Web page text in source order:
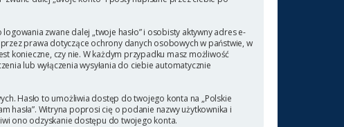
zwane dalej „twoje hasło” i osobisty aktywny adres e-
prawa dotyczące ochrony danych osobowych w państwie, w
konieczne, czy nie. W każdym przypadku masz możliwość
lub wyłączenia wysyłania do ciebie automatycznie
Hasło to umożliwia dostęp do twojego konta na „Polskie
hasła”. Witryna poprosi cię o podanie nazwy użytkownika i
ono odzyskanie dostępu do twojego konta.